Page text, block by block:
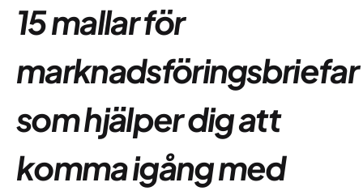
15 mallar för
marknadsföringsbriefar
som hjälper dig att
komma igång med